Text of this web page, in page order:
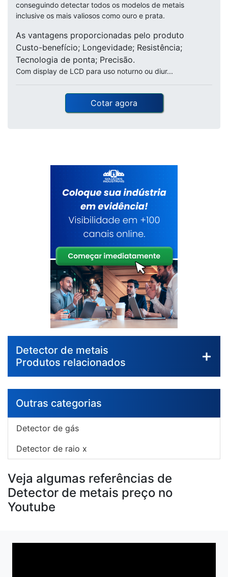
conseguindo detectar todos os modelos de metais
inclusive os mais valiosos como ouro e prata.
As vantagens proporcionadas pelo produto
Custo-benefício; Longevidade; Resistência;
Tecnologia de ponta; Precisão.
Com display de LCD para uso noturno ou diur...
Cotar agora
Detector de metais
Produtos relacionados
Outras categorias
Detector de gás
Detector de raio x
Veja algumas referências de
Detector de metais preço no
Youtube